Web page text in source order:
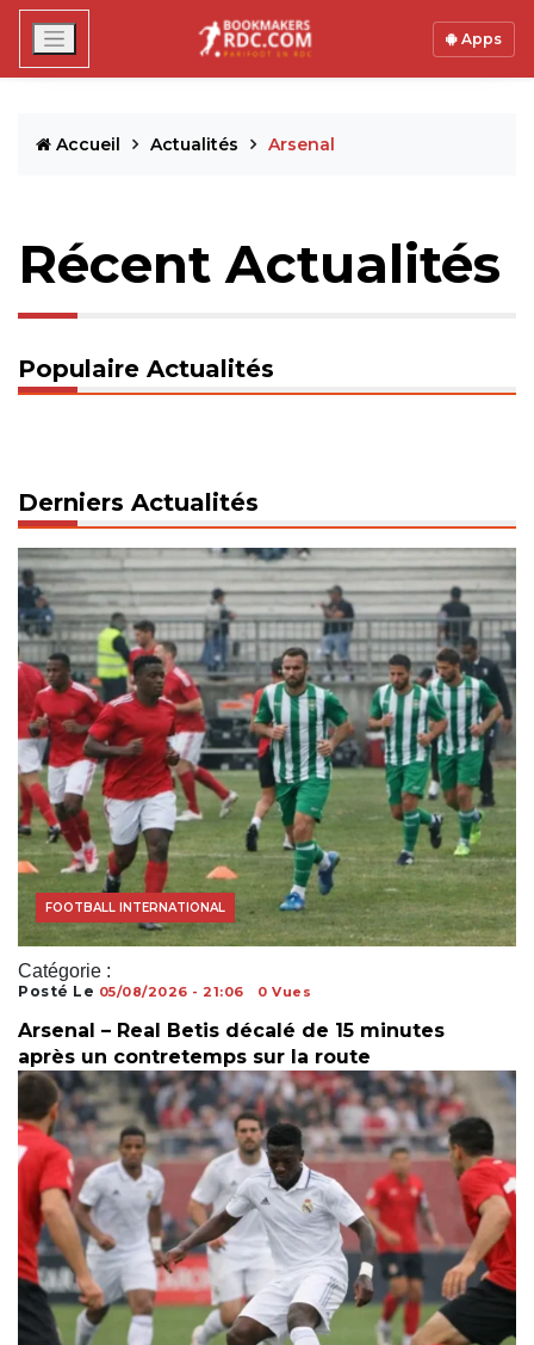
Apps
Accueil Actualités Arsenal
Récent Actualités
Populaire Actualités
Derniers Actualités
Catégorie :
ACTUALITÉS FOOTBALL
FOOTBALL AFRICAIN
FOOTBALL INTERNATIONAL
Posté Le 05/08/2026 - 21:06 0 Vues
Arsenal – Real Betis décalé de 15 minutes
après un contretemps sur la route